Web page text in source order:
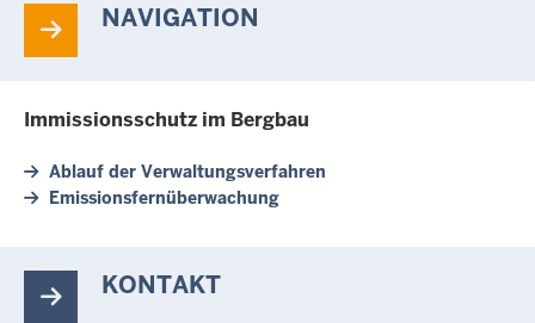
NAVIGATION
Immissionsschutz im Bergbau
Ablauf der Verwaltungsverfahren
Emissionsfernüberwachung
KONTAKT